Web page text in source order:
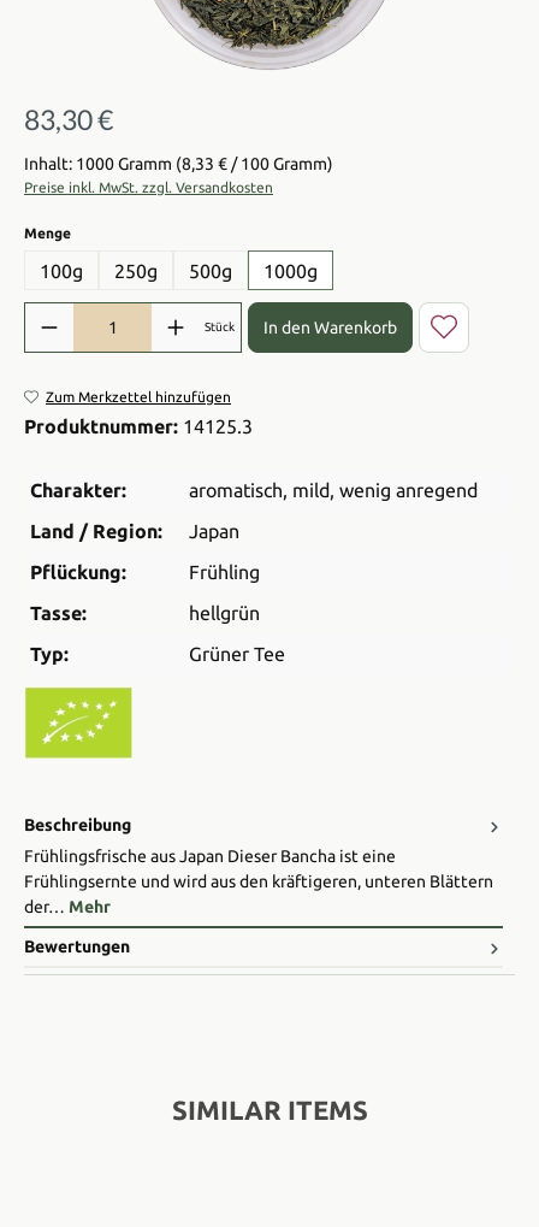
Regulärer Preis:
83,30 €
Inhalt: 1000 Gramm (8,33 € / 100 Gramm)
Preise inkl. MwSt. zzgl. Versandkosten
Mengeauswählen
100g 250g 500g 1000g
Produkt Anzahl: Gib den gewünschten Wert ein oder benutze die
Stück In den Warenkorb
Zum Merkzettel hinzufügen
Produktnummer: 14125.3
Charakter: aromatisch, mild, wenig anregend
Land / Region:
Japan
Pflückung:
Frühling
Tasse:
hellgrün
Typ:
Grüner Tee
Beschreibung
Frühlingsfrische aus Japan Dieser Bancha ist eine
Frühlingsernte und wird aus den kräftigeren, unteren Blättern
der… Mehr
Bewertungen
SIMILAR ITEMS